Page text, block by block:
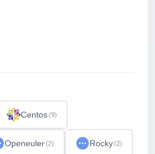
Centos(9)
Openeuler(2) Rocky(2)